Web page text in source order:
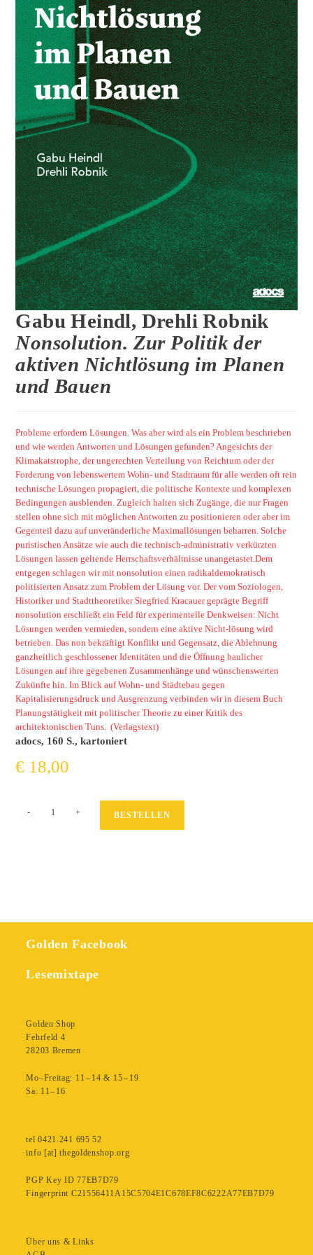
Gabu Heindl, Drehli Robnik
Nonsolution. Zur Politik der
aktiven Nichtlösung im Planen
und Bauen
Probleme erfordern Lösungen. Was aber wird als ein Problem beschrieben
und wie werden Antworten und Lösungen gefunden? Angesichts der
Klimakatstrophe, der ungerechten Verteilung von Reichtum oder der
Forderung von lebenswertem Wohn- und Stadtraum für alle werden oft rein
technische Lösungen propagiert, die politische Kontexte und komplexen
Bedingungen ausblenden. Zugleich halten sich Zugänge, die nur Fragen
stellen ohne sich mit möglichen Antworten zu positionieren oder aber im
Gegenteil dazu auf unveränderliche Maximallösungen beharren. Solche
puristischen Ansätze wie auch die technisch-administrativ verkürzten
Lösungen lassen geltende Herrschaftsverhältnisse unangetastet.Dem
entgegen schlagen wir mit nonsolution einen radikaldemokratisch
politisierten Ansatz zum Problem der Lösung vor. Der vom Soziologen,
Historiker und Stadttheoretiker Siegfried Kracauer geprägte Begriff
nonsolution erschließt ein Feld für experimentelle Denkweisen: Nicht
Lösungen werden vermieden, sondern eine aktive Nicht-lösung wird
betrieben. Das non bekräftigt Konflikt und Gegensatz, die Ablehnung
ganzheitlich geschlossener Identitäten und die Öffnung baulicher
Lösungen auf ihre gegebenen Zusammenhänge und wünschenswerten
Zukünfte hin. Im Blick auf Wohn- und Städtebau gegen
Kapitalisierungsdruck und Ausgrenzung verbinden wir in diesem Buch
Planungstätigkeit mit politischer Theorie zu einer Kritik des
architektonischen Tuns. (Verlagstext)
adocs, 160 S., kartoniert
€ 18,00
Nonsolution.
Bauen
- + BESTELLEN
Golden Facebook
Lesemixtape
Golden Shop
Fehrfeld 4
28203 Bremen
Mo–Freitag: 11 – 14 & 15 – 19
Sa: 11– 16
tel 0421.241 695 52
info [at] thegoldenshop.org
PGP Key ID 77EB7D79
Fingerprint C21556411A15C5704E1C678EF8C6222A77EB7D79
Über uns & Links